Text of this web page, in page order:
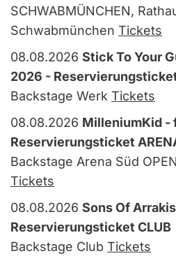
SCHWABMÜNCHEN,
Schwabmünchen Tickets
08.08.2026 Stick To Your
2026 -
Backstage Werk Tickets
08.08.2026 MilleniumKid -
Reservierungsticket
Backstage Arena Süd
Tickets
08.08.2026 Sons Of
Reservierungsticket CLUB
Backstage Club Tickets